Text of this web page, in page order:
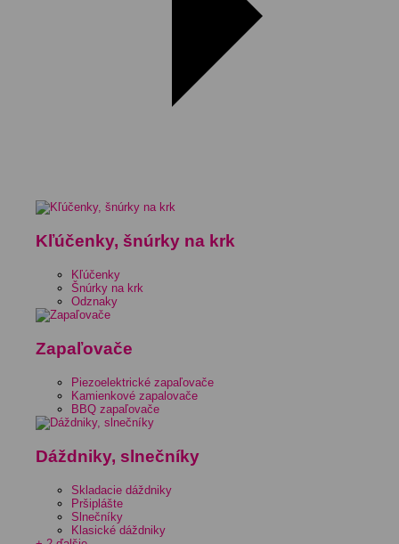
Kľúčenky, šnúrky na krk
Kľúčenky
Šnúrky na krk
Odznaky
Zapaľovače
Piezoelektrické zapaľovače
Kamienkové zapalovače
BBQ zapaľovače
Dáždniky, slnečníky
Skladacie dáždniky
Pršiplášte
Slnečníky
Klasické dáždniky